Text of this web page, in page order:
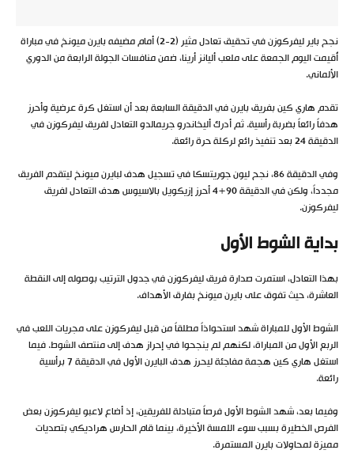
نجح باير ليفركوزن في تحقيق تعادل مثير (2-2) أمام مضيفه بايرن ميونخ في مباراة
أُقيمت اليوم الجمعة على ملعب أليانز أرينا، ضمن منافسات الجولة الرابعة من الدوري
الألماني.
تقدم هاري كين بفريق بايرن في الدقيقة السابعة بعد أن استغل كرة عرضية وأحرز
هدفاً رائعاً بضربة رأسية. ثم أدرك أليخاندرو جريمالدو التعادل لفريق ليفركوزن في
الدقيقة 24 بعد تنفيذ رائع لركلة حرة رائعة.
وفي الدقيقة 86، نجح ليون جوريتسكا في تسجيل هدف لبايرن ميونخ ليتقدم الفريق
مجدداً، ولكن في الدقيقة 90+4 أحرز إزيكويل بالاسيوس هدف التعادل لفريق
ليفركوزن.
بداية الشوط الأول
بهذا التعادل، استمرت صدارة فريق ليفركوزن في جدول الترتيب بوصوله إلى النقطة
العاشرة، حيث تفوق على بايرن ميونخ بفارق الأهداف.
الشوط الأول للمباراة شهد استحواذاً مطلقاً من قبل ليفركوزن على مجريات اللعب في
الربع الأول من المباراة، لكنهم لم ينجحوا في إحراز هدف إلى منتصف الشوط. فيما
استغل هاري كين هجمة مفاجئة ليحرز هدف البايرن الأول في الدقيقة 7 برأسية
رائعة.
وفيما بعد، شهد الشوط الأول فرصاً متبادلة للفريقين، إذ أضاع لاعبو ليفركوزن بعض
الفرص الخطيرة بسبب سوء اللمسة الأخيرة، بينما قام الحارس هراديكي بتصديات
مميزة لمحاولات بايرن المستمرة.